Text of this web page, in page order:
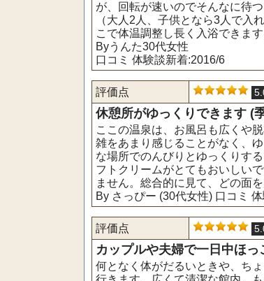
が、回転が速いのでそんなに待
（大人2人、子供となら3人で入
こで体温調整し長く入浴できます
Byうんた30代女性
口コミ 体験談新着:2016/6
評価点
休憩所がゆっくりできます (
ここの温泉は、お風呂も広くや
雑をあまり感じることがなく、
な場所でのんびりとゆっくりす
フトクリームがとてもおいしい
ません。総合的に見て、どの面
By さっぴー (30代女性) 口コミ
評価点
カップルや夫婦で一日中ほ
何となく体がだるいときや、ち